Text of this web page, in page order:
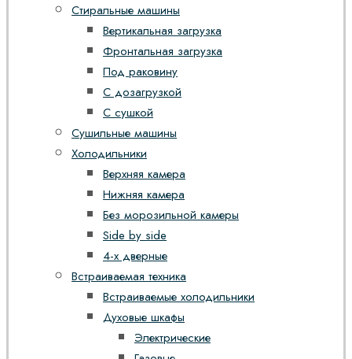
Стиральные машины
Вертикальная загрузка
Фронтальная загрузка
Под раковину
С дозагрузкой
С сушкой
Сушильные машины
Холодильники
Верхняя камера
Нижняя камера
Без морозильной камеры
Side by side
4-х дверные
Встраиваемая техника
Встраиваемые холодильники
Духовые шкафы
Электрические